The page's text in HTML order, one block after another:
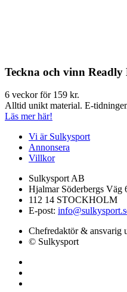
Teckna och vinn Readly
6 veckor för 159 kr.
Alltid unikt material. E-
Läs mer här!
Vi är Sulkysport
Annonsera
Villkor
Sulkysport AB
Hjalmar Söderbergs Väg
112 14 STOCKHOLM
E-post:
Chefredaktör & ansvarig
© Sulkysport